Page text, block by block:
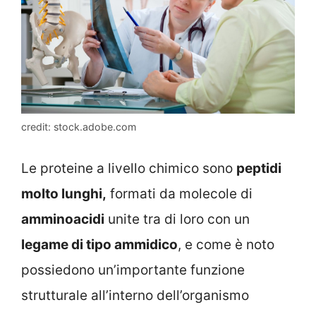
credit: stock.adobe.com
Le proteine a livello chimico sono peptidi
molto lunghi, formati da molecole di
amminoacidi unite tra di loro con un
legame di tipo ammidico, e come è noto
possiedono un’importante funzione
strutturale all’interno dell’organismo